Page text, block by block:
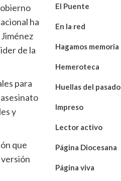
ha
de la
para
y
que
El Puente
En la red
Hagamos memoria
Hemeroteca
Huellas del pasado
Impreso
Lector activo
Página Diocesana
Página viva